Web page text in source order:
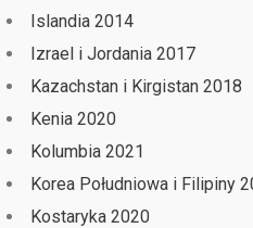
Islandia 2014
Izrael i Jordania 2017
Kazachstan i Kirgistan 2018
Kenia 2020
Kolumbia 2021
Korea Południowa i Filipiny
Kostaryka 2020